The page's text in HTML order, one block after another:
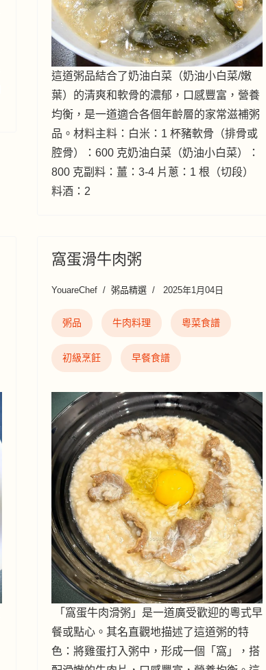
這道粥品結合了奶油白菜（奶油小白菜/嫩
葉）的清爽和軟骨的濃郁，口感豐富，營養
均衡，是一道適合各個年齡層的家常滋補粥
品。材料主料：白米：1 杯豬軟骨（排骨或
腔骨）：600 克奶油白菜（奶油小白菜）：
800 克副料：薑：3-4 片蔥：1 根（切段）
料酒：2
窩蛋滑牛肉粥
YouareChef 粥品精選 2025年1月04日
粥品 牛肉料理 粵菜食譜
初級烹飪 早餐食譜
「窩蛋牛肉滑粥」是一道廣受歡迎的粵式早
餐或點心。其名直觀地描述了這道粥的特
色：將雞蛋打入粥中，形成一個「窩」，搭